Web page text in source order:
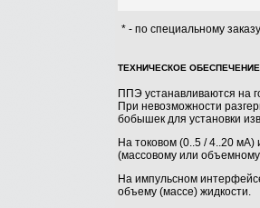
* - по специальному заказу
ТЕХНИЧЕСКОЕ ОБЕСПЕЧЕНИЕ
ППЭ устанавливаются на
При невозможности
бобышек для установки
На токовом (0..5 / 4..20
(массовому или
На импульсном
объему (массе) жидкости.